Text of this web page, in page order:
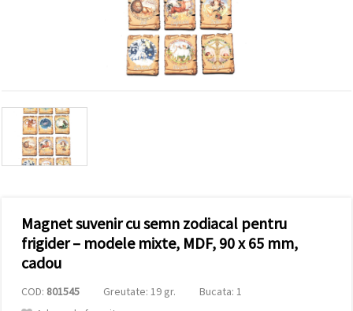
afișa
conținut și
reclame
mai
relevante,
analiză și
marketing.
Puteți fi de
acord să
toate
Magnet suvenir cu semn zodiacal pentru
frigider – modele mixte, MDF, 90 x 65 mm,
cadou
COD: 801545 Greutate: 19 gr.
Bucata: 1